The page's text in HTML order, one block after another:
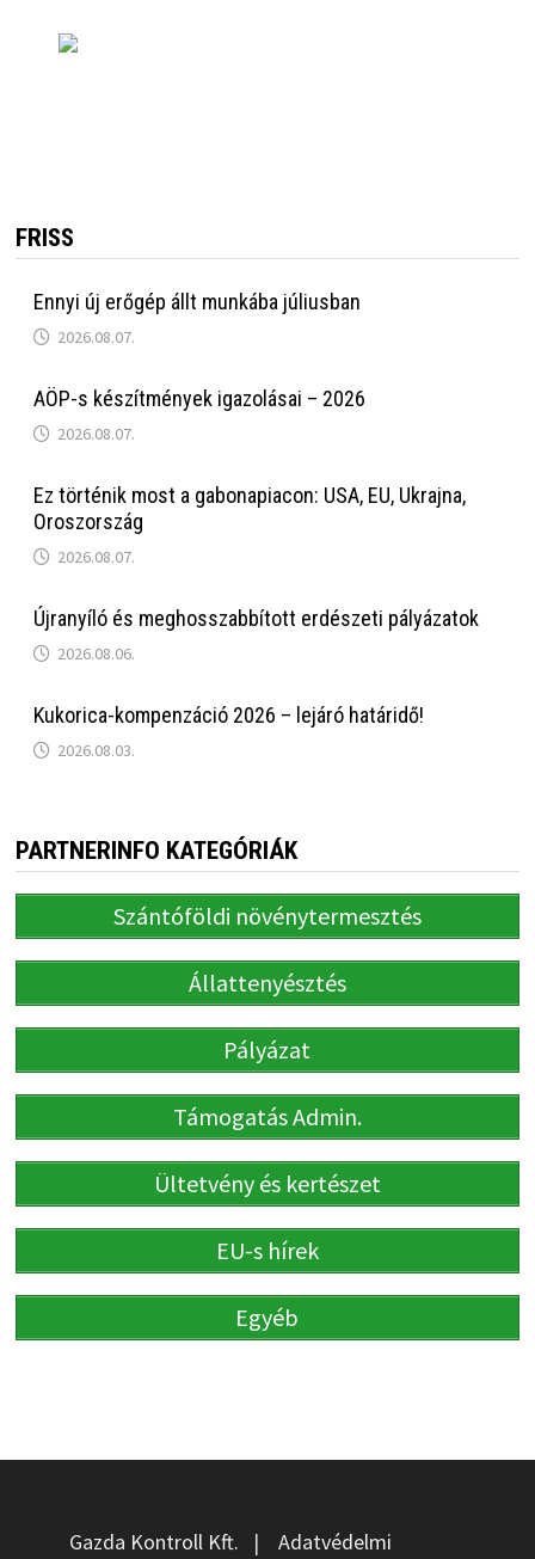
FRISS
Ennyi új erőgép állt munkába júliusban
2026.08.07.
AÖP-s készítmények igazolásai – 2026
2026.08.07.
Ez történik most a gabonapiacon: USA, EU, Ukrajna,
Oroszország
2026.08.07.
Újranyíló és meghosszabbított erdészeti pályázatok
2026.08.06.
Kukorica-kompenzáció 2026 – lejáró határidő!
2026.08.03.
PARTNERINFO KATEGÓRIÁK
Szántóföldi növénytermesztés
Állattenyésztés
Pályázat
Támogatás Admin.
Ültetvény és kertészet
EU-s hírek
Egyéb
Gazda Kontroll Kft. | Adatvédelmi